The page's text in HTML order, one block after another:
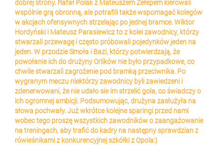
dobrej strony. Rafał Polak z Mateuszem Zełepem kierowali
wspólnie grą obronną, ale potrafili także wspomagać kolegów
w akcjach ofensywnych strzelając po jednej bramce. Wiktor
Hordyński i Mateusz Parasiewicz to z kolei zawodnicy, którzy
stwarzali przewagę i często próbowali pojedynków jeden na
jeden. W przodzie Smoła i Bazi, którzy potwierdzają, że
powołanie ich do drużyny Orlików nie było przypadkowe, co
chwile stwarzali zagrożenie pod bramką przeciwnika. Po
wygranym meczu niektórzy zawodnicy byli zawiedzeni i
zdenerwowani, że nie udało sie im strzelić gola, co świadczy o
ich ogromnej ambicji. Podsumowując, drużyna zasłużyła na
słowa pochwały. Już wkrótce kolejne sparingi przed nami
wobec tego proszę wszystkich zawodników o zaangażowanie
na treningach, aby trafić do kadry na następny sprawdzian z
rówieśnikami z konkurencyjnej szkółki z Opola:)